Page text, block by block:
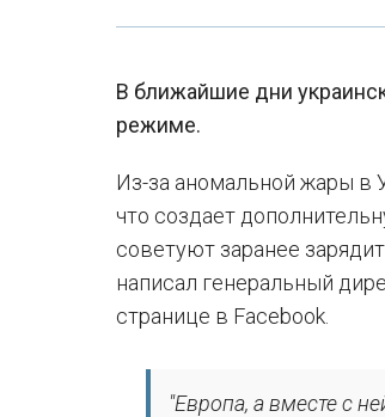
В ближайшие дни
режиме.
Из-за аномальной жары в
что создает
советуют заранее
написал генеральный
странице в Facebook.
"Европа, а вместе с